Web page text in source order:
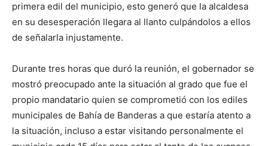
primera edil del municipio, esto generó que la alcaldesa
en su desesperación llegara al llanto culpándolos a ellos
de señalarla injustamente.
Durante tres horas que duró la reunión, el gobernador se
mostró preocupado ante la situación al grado que fue el
propio mandatario quien se comprometió con los ediles
municipales de Bahía de Banderas a que estaría atento a
la situación, incluso a estar visitando personalmente el